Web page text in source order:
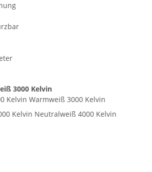
3000 Kelvin
Kelvin Warmweiß 3000 Kelvin
Kelvin Neutralweiß 4000 Kelvin